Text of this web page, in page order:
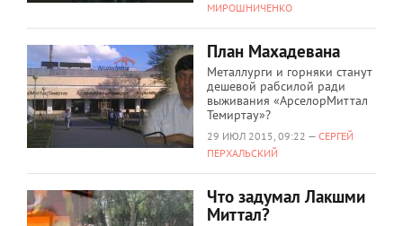
МИРОШНИЧЕНКО
План Махадевана
Металлурги и горняки станут
дешевой рабсилой ради
выживания «АрселорМиттал
Темиртау»?
29 ИЮЛ 2015, 09:22 — СЕРГЕЙ
ПЕРХАЛЬСКИЙ
Что задумал Лакшми
Миттал?